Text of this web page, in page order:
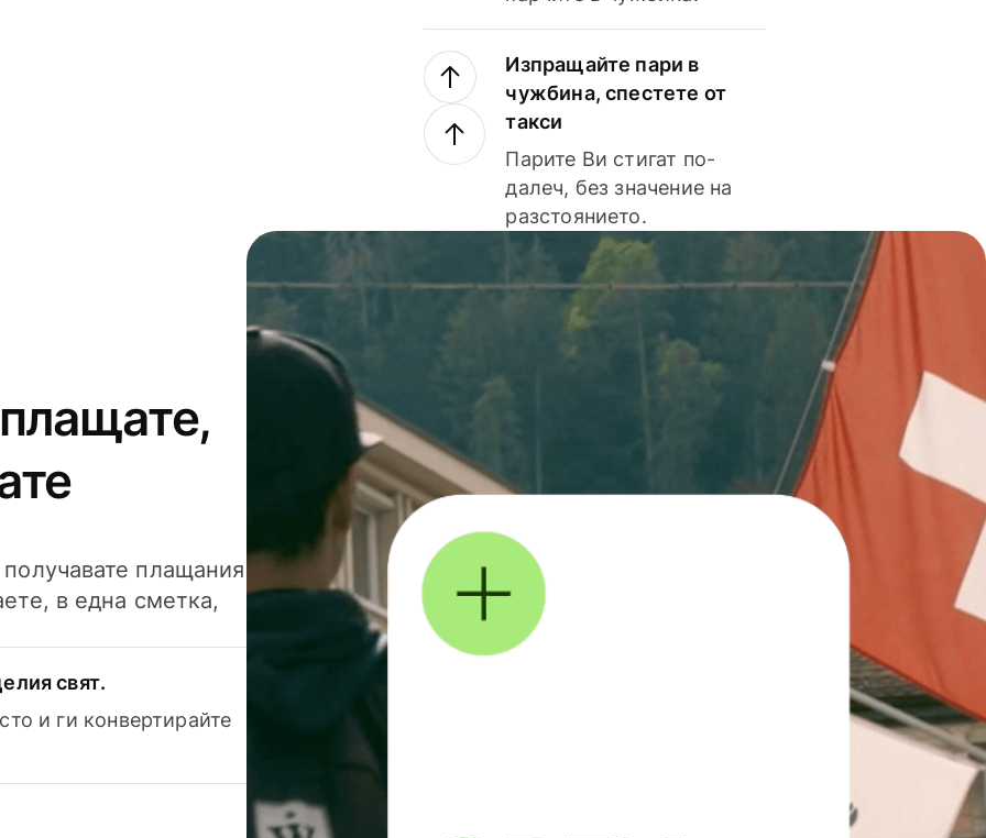
Изпращайте пари в
чужбина, спестете от
такси
Парите Ви стигат по-
далеч, без значение на
разстоянието.
плащания
в една сметка,
свят.
и ги конвертирайте